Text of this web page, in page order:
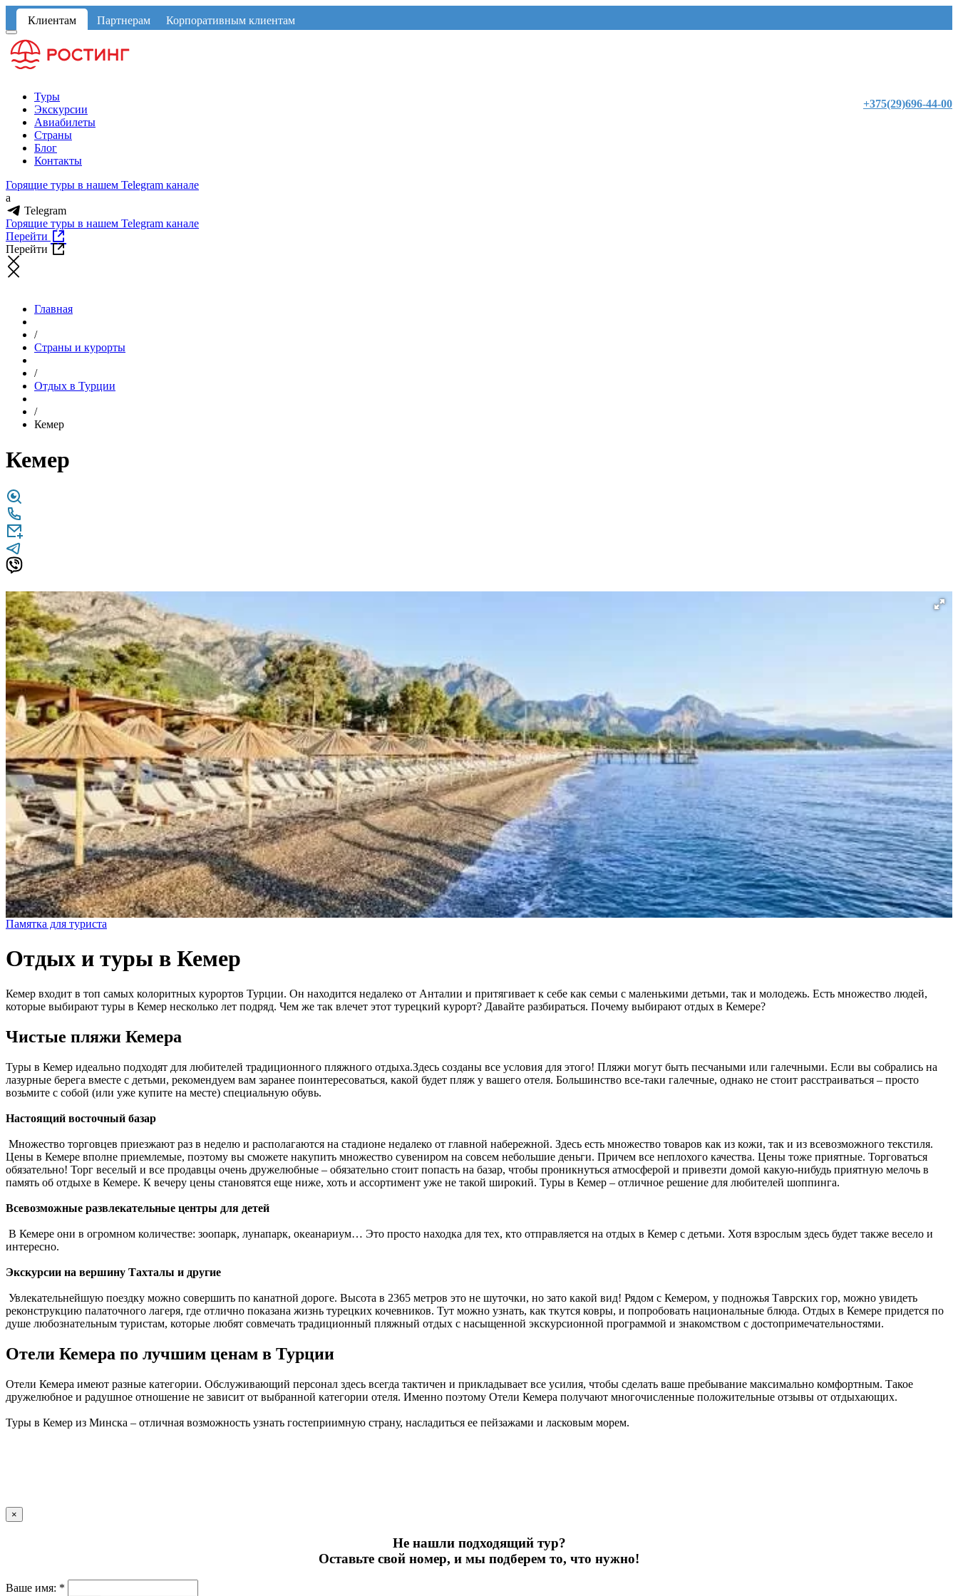
Клиентам Партнерам Корпоративным клиентам
+375(29)696-44-00
Туры
Экскурсии
Авиабилеты
Страны
Блог
Контакты
Горящие туры в нашем Telegram канале
a
Telegram
Горящие туры в нашем Telegram канале
Перейти
Перейти
Главная
/
Страны и курорты
/
Отдых в Турции
/
Кемер
Кемер
Памятка для туриста
Отдых и туры в Кемер
Кемер входит в топ самых колоритных курортов Турции. Он находится недалеко от Анталии и притягивает к себе как семьи с маленькими детьми, так и молодежь. Есть множество людей,
которые выбирают туры в Кемер несколько лет подряд. Чем же так влечет этот турецкий курорт? Давайте разбираться. Почему выбирают отдых в Кемере?
Чистые пляжи Кемера
Туры в Кемер идеально подходят для любителей традиционного пляжного отдыха.Здесь созданы все условия для этого! Пляжи могут быть песчаными или галечными. Если вы собрались на
лазурные берега вместе с детьми, рекомендуем вам заранее поинтересоваться, какой будет пляж у вашего отеля. Большинство все-таки галечные, однако не стоит расстраиваться – просто
возьмите с собой (или уже купите на месте) специальную обувь.
Настоящий восточный базар
Множество торговцев приезжают раз в неделю и располагаются на стадионе недалеко от главной набережной. Здесь есть множество товаров как из кожи, так и из всевозможного текстиля.
Цены в Кемере вполне приемлемые, поэтому вы сможете накупить множество сувениром на совсем небольшие деньги. Причем все неплохого качества. Цены тоже приятные. Торговаться
обязательно! Торг веселый и все продавцы очень дружелюбные – обязательно стоит попасть на базар, чтобы проникнуться атмосферой и привезти домой какую-нибудь приятную мелочь в
память об отдыхе в Кемере. К вечеру цены становятся еще ниже, хоть и ассортимент уже не такой широкий. Туры в Кемер – отличное решение для любителей шоппинга.
Всевозможные развлекательные центры для детей
В Кемере они в огромном количестве: зоопарк, лунапарк, океанариум… Это просто находка для тех, кто отправляется на отдых в Кемер с детьми. Хотя взрослым здесь будет также весело и
интересно.
Экскурсии на вершину Тахталы и другие
Увлекательнейшую поездку можно совершить по канатной дороге. Высота в 2365 метров это не шуточки, но зато какой вид! Рядом с Кемером, у подножья Таврских гор, можно увидеть
реконструкцию палаточного лагеря, где отлично показана жизнь турецких кочевников. Тут можно узнать, как ткутся ковры, и попробовать национальные блюда. Отдых в Кемере придется по
душе любознательным туристам, которые любят совмечать традиционный пляжный отдых с насыщенной экскурсионной программой и знакомством с достопримечательностями.
Отели Кемера по лучшим ценам в Турции
Отели Кемера имеют разные категории. Обслуживающий персонал здесь всегда тактичен и прикладывает все усилия, чтобы сделать ваше пребывание максимально комфортным. Такое
дружелюбное и радушное отношение не зависит от выбранной категории отеля. Именно поэтому Отели Кемера получают многочисленные положительные отзывы от отдыхающих.
Туры в Кемер из Минска – отличная возможность узнать гостеприимную страну, насладиться ее пейзажами и ласковым морем.
×
Не нашли подходящий тур?
Оставьте свой номер, и мы подберем то, что нужно!
Ваше имя: *